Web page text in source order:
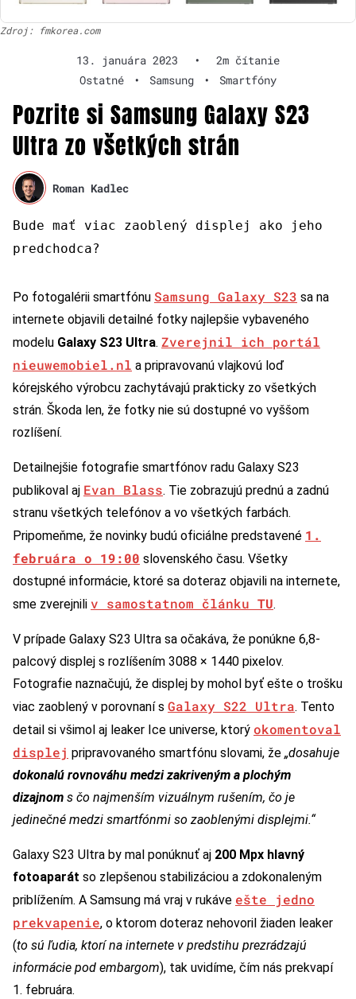
Zdroj: fmkorea.com
13. januára 2023 •
2m čítanie
Ostatné
• Samsung • Smartfóny
Pozrite si Samsung Galaxy S23
Ultra zo všetkých strán
Roman Kadlec
Bude mať viac zaoblený displej ako jeho
predchodca?
Po fotogalérii smartfónu Samsung Galaxy S23 sa na
internete objavili detailné fotky najlepšie vybaveného
modelu Galaxy S23 Ultra. Zverejnil ich portál
nieuwemobiel.nl a pripravovanú vlajkovú loď
kórejského výrobcu zachytávajú prakticky zo všetkých
strán. Škoda len, že fotky nie sú dostupné vo vyššom
rozlíšení.
Detailnejšie fotografie smartfónov radu Galaxy S23
publikoval aj Evan Blass. Tie zobrazujú prednú a zadnú
stranu všetkých telefónov a vo všetkých farbách.
Pripomeňme, že novinky budú oficiálne predstavené 1.
februára o 19:00 slovenského času. Všetky
dostupné informácie, ktoré sa doteraz objavili na internete,
sme zverejnili v samostatnom článku TU.
V prípade Galaxy S23 Ultra sa očakáva, že ponúkne 6,8-
palcový displej s rozlíšením 3088 × 1440 pixelov.
Fotografie naznačujú, že displej by mohol byť ešte o trošku
viac zaoblený v porovnaní s Galaxy S22 Ultra. Tento
detail si všimol aj leaker Ice universe, ktorý okomentoval
displej pripravovaného smartfónu slovami, že „dosahuje
dokonalú rovnováhu medzi zakriveným a plochým
dizajnom s čo najmenším vizuálnym rušením, čo je
jedinečné medzi smartfónmi so zaoblenými displejmi.“
Galaxy S23 Ultra by mal ponúknuť aj 200 Mpx hlavný
fotoaparát so zlepšenou stabilizáciou a zdokonaleným
priblížením. A Samsung má vraj v rukáve ešte jedno
prekvapenie, o ktorom doteraz nehovoril žiaden leaker
(to sú ľudia, ktorí na internete v predstihu prezrádzajú
informácie pod embargom), tak uvidíme, čím nás prekvapí
1. februára.